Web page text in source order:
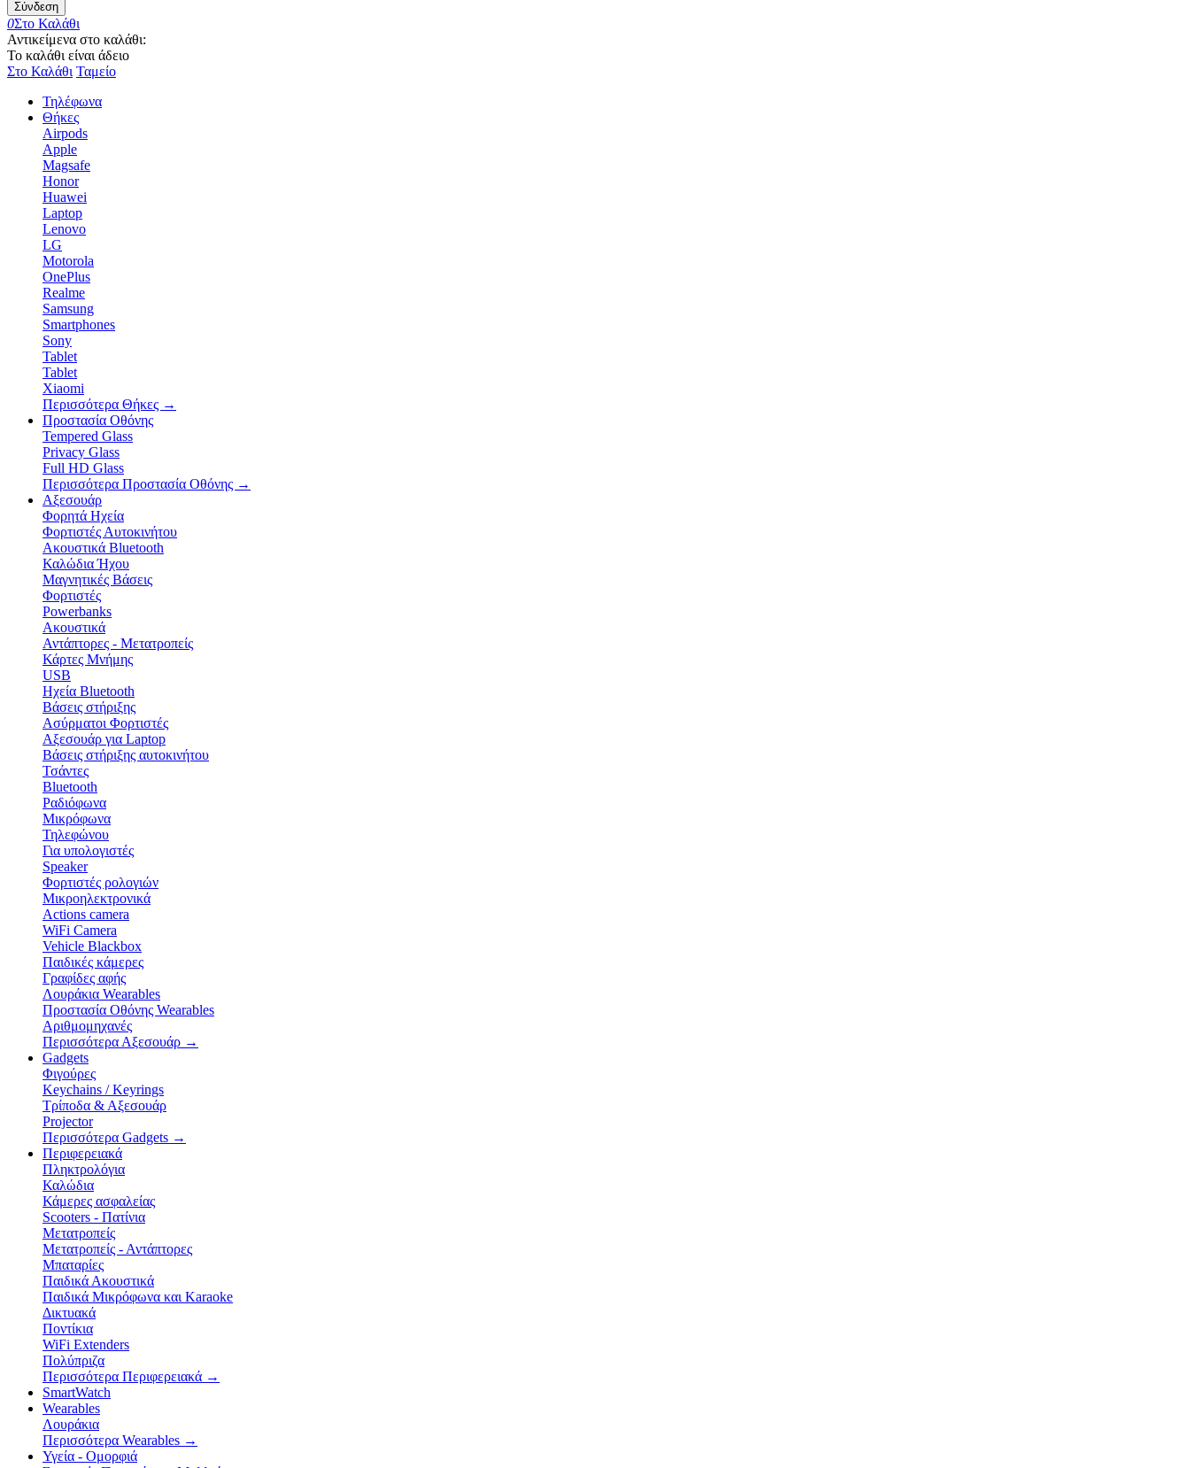
Σύνδεση
0Στο Καλάθι
Αντικείμενα στο καλάθι:
Το καλάθι είναι άδειο
Στο Καλάθι Ταμείο
Τηλέφωνα
Θήκες
Airpods
Apple
Magsafe
Honor
Huawei
Laptop
Lenovo
LG
Motorola
OnePlus
Realme
Samsung
Smartphones
Sony
Tablet
Tablet
Xiaomi
Περισσότερα Θήκες →
Προστασία Οθόνης
Tempered Glass
Privacy Glass
Full HD Glass
Περισσότερα Προστασία Οθόνης →
Αξεσουάρ
Φορητά Ηχεία
Φορτιστές Αυτοκινήτου
Ακουστικά Bluetooth
Καλώδια Ήχου
Μαγνητικές Βάσεις
Φορτιστές
Powerbanks
Ακουστικά
Αντάπτορες - Μετατροπείς
Κάρτες Μνήμης
USB
Ηχεία Bluetooth
Βάσεις στήριξης
Ασύρματοι Φορτιστές
Αξεσουάρ για Laptop
Βάσεις στήριξης αυτοκινήτου
Τσάντες
Bluetooth
Ραδιόφωνα
Μικρόφωνα
Τηλεφώνου
Για υπολογιστές
Speaker
Φορτιστές ρολογιών
Μικροηλεκτρονικά
Actions camera
WiFi Camera
Vehicle Blackbox
Παιδικές κάμερες
Γραφίδες αφής
Λουράκια Wearables
Προστασία Οθόνης Wearables
Αριθμομηχανές
Περισσότερα Αξεσουάρ →
Gadgets
Φιγούρες
Keychains / Keyrings
Τρίποδα & Αξεσουάρ
Projector
Περισσότερα Gadgets →
Περιφερειακά
Πληκτρολόγια
Καλώδια
Κάμερες ασφαλείας
Scooters - Πατίνια
Μετατροπείς
Μετατροπείς - Αντάπτορες
Μπαταρίες
Παιδικά Ακουστικά
Παιδικά Μικρόφωνα και Karaoke
Δικτυακά
Ποντίκια
WiFi Extenders
Πολύπριζα
Περισσότερα Περιφερειακά →
SmartWatch
Wearables
Λουράκια
Περισσότερα Wearables →
Υγεία - Ομορφιά